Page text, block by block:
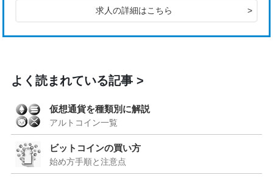
求人の詳細はこちら >
よく読まれている記事
仮想通貨を種類別に解説
アルトコイン一覧
ビットコインの買い方
始め方手順と注意点